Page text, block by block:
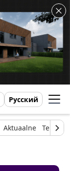
Русский
Aktuaalne